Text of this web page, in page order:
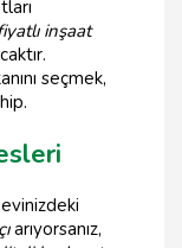
inşaat
seçmek,
arıyorsanız,